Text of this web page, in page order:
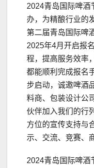
2024青岛国际啤酒
办，为精酿行业的
第二届青岛国际啤
2025年4月开启报
程，提高服务效率
都能顺利完成报名
步启动，诚邀啤酒
料商、包装设计公
伙伴加入我们的行
方位的宣传支持与
示、交流、竞赛、
2024青岛国际啤酒